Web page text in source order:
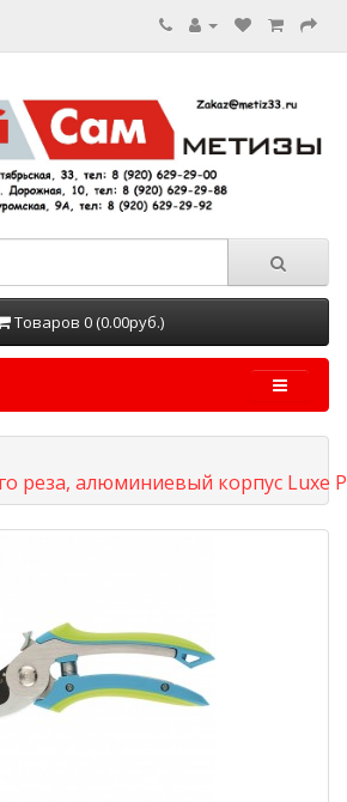
Товаров 0 (0.00руб.)
реза, алюминиевый корпус Luxe